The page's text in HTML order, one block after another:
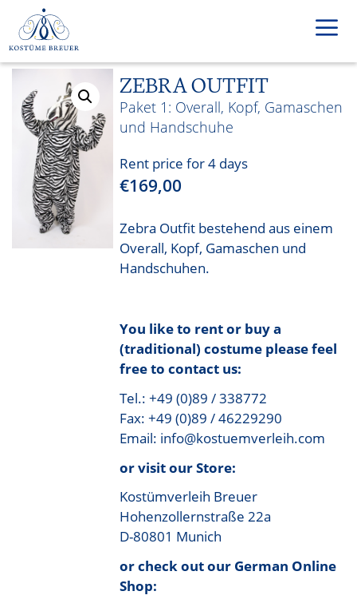
content
ZEBRA OUTFIT
Overall, Kopf, Gamaschen
und Handschuhe
Rent price for 4 days
€169,00
Zebra Outfit bestehend aus einem
Overall, Kopf, Gamaschen und
Handschuhen.
You like to rent or buy a
(traditional) costume please feel
free to contact us:
Tel.: +49 (0)89 / 338772
Fax: +49 (0)89 / 46229290
Email: info@kostuemverleih.com
or visit our Store:
Kostümverleih Breuer
Hohenzollernstraße 22a
D-80801 Munich
or check out our German Online
Shop: